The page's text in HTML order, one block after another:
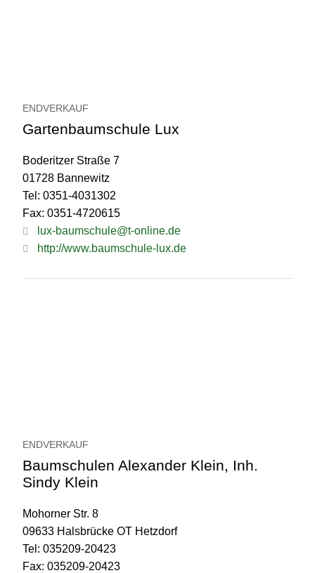
ENDVERKAUF
Gartenbaumschule Lux
Boderitzer Straße 7
01728 Bannewitz
Tel: 0351-4031302
Fax: 0351-4720615
lux-baumschule@t-online.de
http://www.baumschule-lux.de
ENDVERKAUF
Baumschulen Alexander Klein, Inh.
Sindy Klein
Mohorner Str. 8
09633 Halsbrücke OT Hetzdorf
Tel: 035209-20423
Fax: 035209-20423